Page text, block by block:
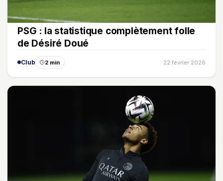
PSG : la statistique complètement folle
de Désiré Doué
Club 2 min 22 février 2026